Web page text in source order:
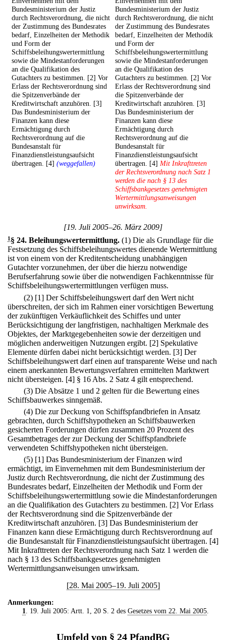
Bundesministerium der Justiz
durch Rechtsverordnung, die nicht
der Zustimmung des Bundesrates
bedarf, Einzelheiten der Methodik
und Form der
Schiffsbeleihungswertermittlung
sowie die Mindestanforderungen
an die Qualifikation des
Gutachters zu bestimmen. [2] Vor
Erlass der Rechtsverordnung sind
die Spitzenverbände der
Kreditwirtschaft anzuhören. [3]
Das Bundesministerium der
Finanzen kann diese
Ermächtigung durch
Rechtsverordnung auf die
Bundesanstalt für
Finanzdienstleistungsaufsicht
übertragen. [4] (weggefallen)
Bundesministerium der Justiz
durch Rechtsverordnung, die nicht
der Zustimmung des Bundesrates
bedarf, Einzelheiten der Methodik
und Form der
Schiffsbeleihungswertermittlung
sowie die Mindestanforderungen
an die Qualifikation des
Gutachters zu bestimmen. [2] Vor
Erlass der Rechtsverordnung sind
die Spitzenverbände der
Kreditwirtschaft anzuhören. [3]
Das Bundesministerium der
Finanzen kann diese
Ermächtigung durch
Rechtsverordnung auf die
Bundesanstalt für
Finanzdienstleistungsaufsicht
übertragen. [4] Mit Inkrafttreten
der Rechtsverordnung nach Satz 1
werden die nach § 13 des
Schiffsbankgesetzes genehmigten
Wertermittlungsanweisungen
unwirksam.
[19. Juli 2005–26. März 2009]
1§ 24. Beleihungswertermittlung. (1) Die als Grundlage für die
Festsetzung des Schiffsbeleihungswertes dienende Wertermittlung
ist von einem von der Kreditentscheidung unabhängigen
Gutachter vorzunehmen, der über die hierzu notwendige
Berufserfahrung sowie über die notwendigen Fachkenntnisse für
Schiffsbeleihungswertermittlungen verfügen muss.
(2) [1] Der Schiffsbeleihungswert darf den Wert nicht
überschreiten, der sich im Rahmen einer vorsichtigen Bewertung
der zukünftigen Verkäuflichkeit des Schiffes und unter
Berücksichtigung der langfristigen, nachhaltigen Merkmale des
Objektes, der Marktgegebenheiten sowie der derzeitigen und
möglichen anderweitigen Nutzungen ergibt. [2] Spekulative
Elemente dürfen dabei nicht berücksichtigt werden. [3] Der
Schiffsbeleihungswert darf einen auf transparente Weise und nach
einem anerkannten Bewertungsverfahren ermittelten Marktwert
nicht übersteigen. [4] § 16 Abs. 2 Satz 4 gilt entsprechend.
(3) Die Absätze 1 und 2 gelten für die Bewertung eines
Schiffsbauwerkes sinngemäß.
(4) Die zur Deckung von Schiffspfandbriefen in Ansatz
gebrachten, durch Schiffshypotheken an Schiffsbauwerken
gesicherten Forderungen dürfen zusammen 20 Prozent des
Gesamtbetrages der zur Deckung der Schiffspfandbriefe
verwendeten Schiffshypotheken nicht übersteigen.
(5) [1] Das Bundesministerium der Finanzen wird
ermächtigt, im Einvernehmen mit dem Bundesministerium der
Justiz durch Rechtsverordnung, die nicht der Zustimmung des
Bundesrates bedarf, Einzelheiten der Methodik und Form der
Schiffsbeleihungswertermittlung sowie die Mindestanforderungen
an die Qualifikation des Gutachters zu bestimmen. [2] Vor Erlass
der Rechtsverordnung sind die Spitzenverbände der
Kreditwirtschaft anzuhören. [3] Das Bundesministerium der
Finanzen kann diese Ermächtigung durch Rechtsverordnung auf
die Bundesanstalt für Finanzdienstleistungsaufsicht übertragen. [4]
Mit Inkrafttreten der Rechtsverordnung nach Satz 1 werden die
nach § 13 des Schiffsbankgesetzes genehmigten
Wertermittlungsanweisungen unwirksam.
[28. Mai 2005–19. Juli 2005]
Anmerkungen:
1. 19. Juli 2005: Artt. 1, 20 S. 2 des Gesetzes vom 22. Mai 2005.
Umfeld von § 24 PfandBG